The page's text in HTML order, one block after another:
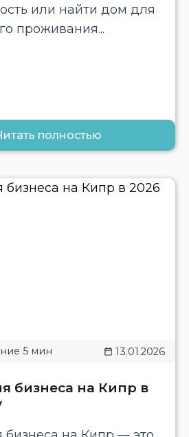
или найти дом для
проживания...
полностью
13.01.2026
бизнеса на Кипр в